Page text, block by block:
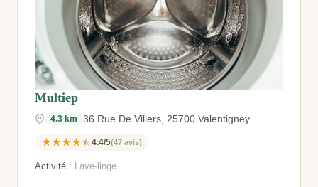
Multiep
4.3 km 36 Rue De Villers, 25700 Valentigney
★★★★★4.4/5(47 avis)
Activité : Lave-linge